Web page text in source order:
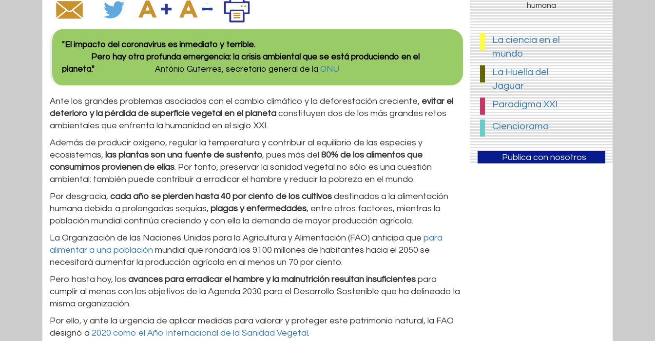
"El impacto del coronavirus es inmediato y terrible.
Pero hay otra profunda emergencia: la crisis ambiental que se está produciendo en el
planeta." António Guterres, secretario general de la ONU
Ante los grandes problemas asociados con el cambio climático y la deforestación creciente, evitar el
deterioro y la pérdida de superficie vegetal en el planeta constituyen dos de los más grandes retos
ambientales que enfrenta la humanidad en el siglo XXI.
Además de producir oxígeno, regular la temperatura y contribuir al equilibrio de las especies y
ecosistemas, las plantas son una fuente de sustento, pues más del 80% de los alimentos que
consumimos provienen de ellas. Por tanto, preservar la sanidad vegetal no sólo es una cuestión
ambiental: también puede contribuir a erradicar el hambre y reducir la pobreza en el mundo.
Por desgracia, cada año se pierden hasta 40 por ciento de los cultivos destinados a la alimentación
humana debido a prolongadas sequías, plagas y enfermedades, entre otros factores, mientras la
población mundial continúa creciendo y con ella la demanda de mayor producción agrícola.
La Organización de las Naciones Unidas para la Agricultura y Alimentación (FAO) anticipa que para
alimentar a una población mundial que rondará los 9100 millones de habitantes hacia el 2050 se
necesitará aumentar la producción agrícola en al menos un 70 por ciento.
Pero hasta hoy, los avances para erradicar el hambre y la malnutrición resultan insuficientes para
cumplir al menos con los objetivos de la Agenda 2030 para el Desarrollo Sostenible que ha delineado la
misma organización.
Por ello, y ante la urgencia de aplicar medidas para valorar y proteger este patrimonio natural, la FAO
designó a 2020 como el Año Internacional de la Sanidad Vegetal.
humana
La ciencia en el
mundo
La Huella del
Jaguar
Paradigma XXI
Cienciorama
Publica con nosotros